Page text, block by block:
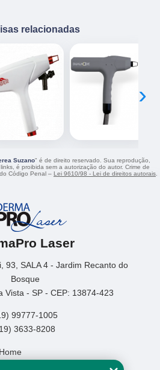
relacionadas
›
Suzano" é de direito reservado. Sua reprodução,
é proibida sem a autorização do autor. Crime de
Código Penal – Lei 9610/98 - Lei de direitos autorais
Laser
93, SALA 4 - Jardim Recanto do
Bosque
Vista - SP - CEP: 13874-423
99777-1005
3633-8208
Home